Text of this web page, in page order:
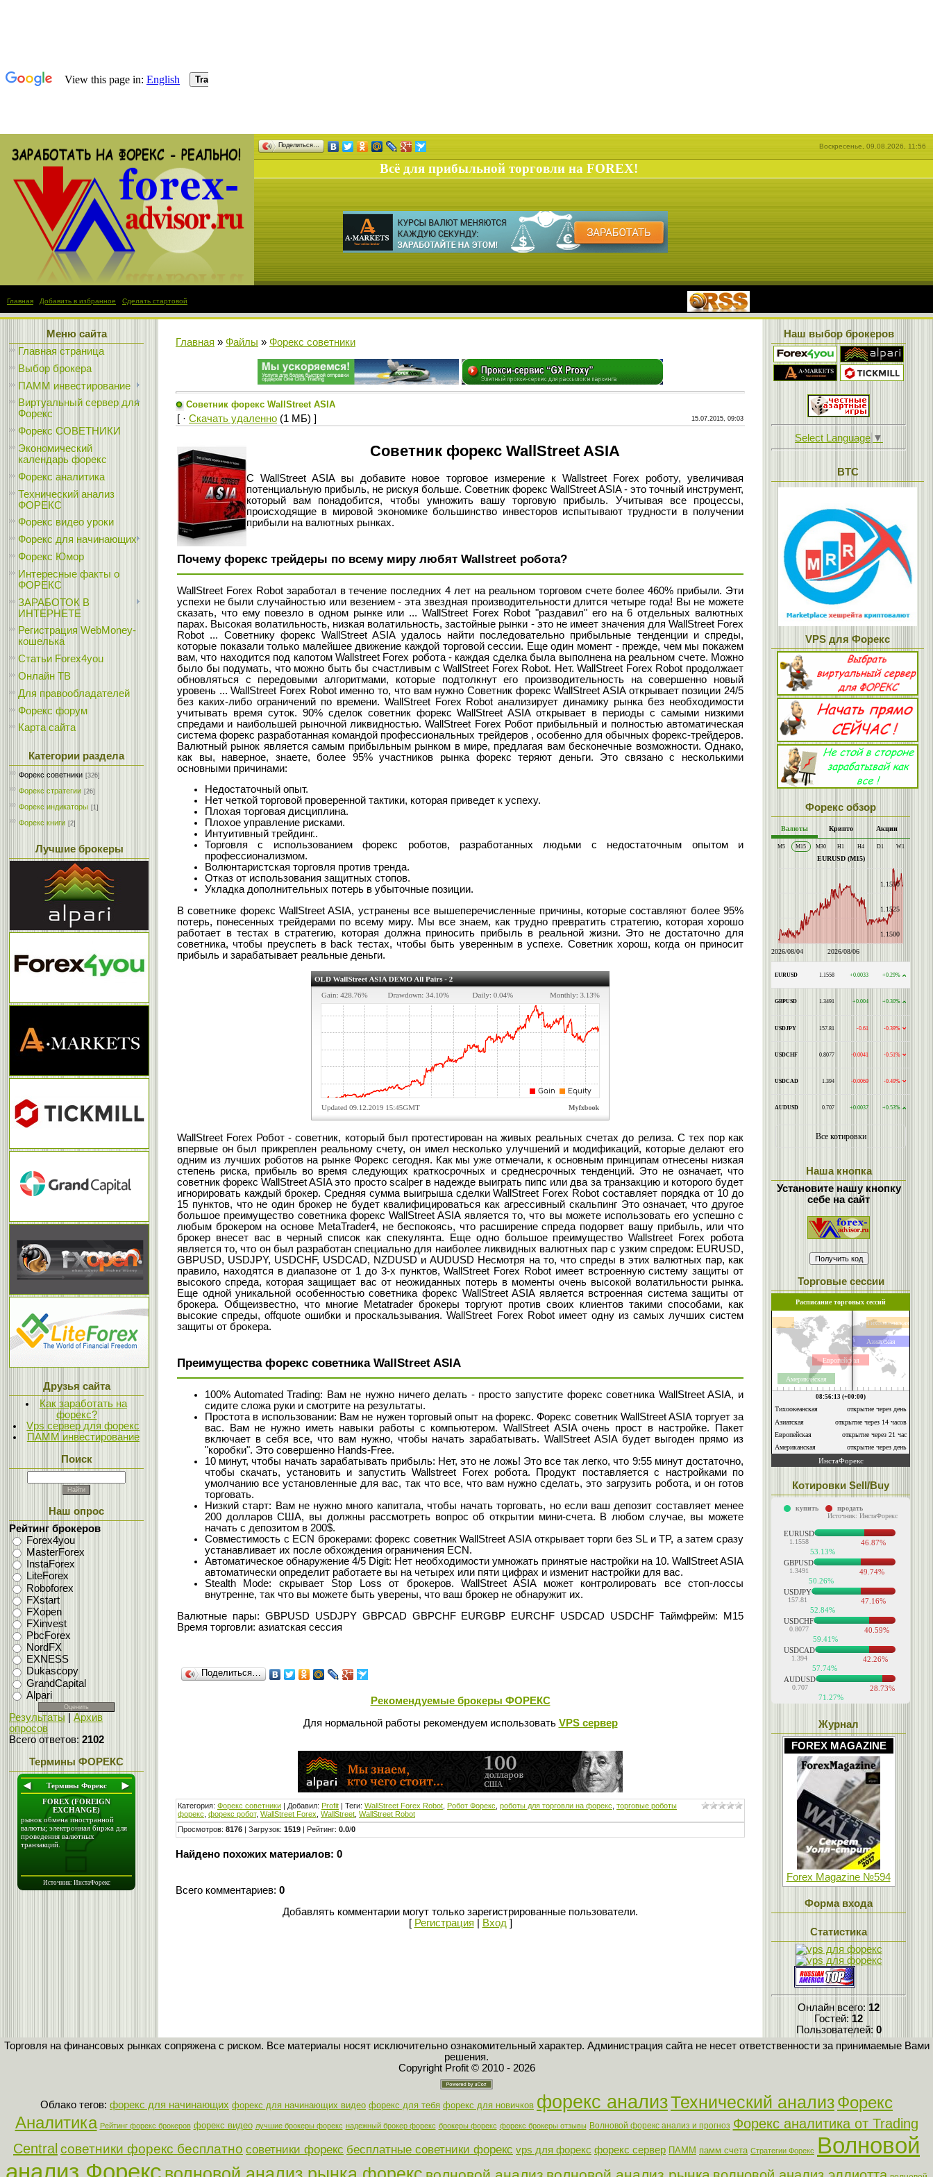
Поделиться… Воскресенье, 09.08.2026, 11:56
Всё для прибыльной торговли на FOREX!
Главная Добавить в избранное Сделать стартовой
Меню сайта
Главная страница
Выбор брокера
ПАММ инвестирование
Виртуальный сервер для
Форекс
Форекс СОВЕТНИКИ
Экономический
календарь форекс
Форекс аналитика
Технический анализ
ФОРЕКС
Форекс видео уроки
Форекс для начинающих
Форекс Юмор
Интересные факты о
ФОРЕКС
ЗАРАБОТОК В
ИНТЕРНЕТЕ
Регистрация WebMoney-
кошелька
Статьи Forex4you
Онлайн ТВ
Для правообладателей
Форекс форум
Карта сайта
Категории раздела
Форекс cоветники [326]
Форекс стратегии [26]
Форекс индикаторы [1]
Форекс книги [2]
Лучшие брокеры
Друзья сайта
Как заработать на
форекс?
Vps сервер для форекс
ПАММ инвестирование
Поиск
Наш опрос
Рейтинг брокеров
Forex4you
MasterForex
InstaForex
LiteForex
Roboforex
FXstart
FXopen
FXinvest
PbcForex
NordFX
EXNESS
Dukascopy
GrandCapital
Alpari
Результаты
Архив
опросов
Всего ответов: 2102
Термины ФОРЕКС
Главная » Файлы » Форекс cоветники
Советник форекс WallStreet ASIA
[ · Скачать удаленно (1 МБ) ] 15.07.2015, 09:03
Советник форекс WallStreet ASIA
С WallStreet ASIA вы добавите новое торговое измерение к Wallstreet Forex роботу, увеличивая
потенциальную прибыль, не рискуя больше. Советник форекс WallStreet ASIA - это точный инструмент,
который вам понадобится, чтобы умножить вашу торговую прибыль. Учитывая все процессы,
происходящие в мировой экономике большинство инвесторов испытывают трудности в получении
прибыли на валютных рынках.
Почему форекс трейдеры по всему миру любят Wallstreet робота?
WallStreet Forex Robot заработал в течение последних 4 лет на реальном торговом счете более 460% прибыли. Эти
успехи не были случайностью или везением - эта звездная производительности длится четыре года! Вы не можете
сказать, что ему повезло в одном рынке или ... WallStreet Forex Robot "раздавил" его на 6 отдельных валютных
парах. Высокая волатильность, низкая волатильность, застойные рынки - это не имеет значения для WallStreet Forex
Robot ... Советнику форекс WallStreet ASIA удалось найти последовательно прибыльные тенденции и спреды,
которые показали только малейшее движение каждой торговой сессии. Еще один момент - прежде, чем мы покажем
вам, что находится под капотом Wallstreet Forex робота - каждая сделка была выполнена на реальном счете. Можно
было бы подумать, что можно быть бы счастливым с WallStreet Forex Robot. Нет. WallStreet Forex Robot продолжает
обновляться с передовыми алгоритмами, которые подтолкнут его производительность на совершенно новый
уровень ... WallStreet Forex Robot именно то, что вам нужно Советник форекс WallStreet ASIA открывает позиции 24/5
без каких-либо ограничений по времени. WallStreet Forex Robot анализирует динамику рынка без необходимости
учитывать время суток. 90% сделок советник форекс WallStreet ASIA открывает в периоды с самыми низкими
спредами и наибольшей рыночной ликвидностью. WallStreet Forex Робот прибыльный и полностью автоматическая
система форекс разработанная командой профессиональных трейдеров , особенно для обычных форекс-трейдеров.
Валютный рынок является самым прибыльным рынком в мире, предлагая вам бесконечные возможности. Однако,
как вы, наверное, знаете, более 95% участников рынка форекс теряют деньги. Это связано с несколькими
основными причинами:
Недостаточный опыт.
Нет четкой торговой проверенной тактики, которая приведет к успеху.
Плохая торговая дисциплина.
Плохое управление рисками.
Интуитивный трейдинг..
Торговля с использованием форекс роботов, разработанных людьми с недостаточным опытом и
профессионализмом.
Волюнтаристская торговля против тренда.
Отказ от использования защитных стопов.
Укладка дополнительных потерь в убыточные позиции.
В советнике форекс WallStreet ASIA, устранены все вышеперечисленные причины, которые составляют более 95%
потерь, понесенных трейдерами по всему миру. Мы все знаем, как трудно превратить стратегию, которая хорошо
работает в тестах в стратегию, которая должна приносить прибыль в реальной жизни. Это не достаточно для
советника, чтобы преуспеть в back тестах, чтобы быть уверенным в успехе. Советник хорош, когда он приносит
прибыль и зарабатывает реальные деньги.
WallStreet Forex Робот - советник, который был протестирован на живых реальных счетах до релиза. С тех пор как
впервые он был прикреплен реальному счету, он имел несколько улучшений и модификаций, которые делают его
одним из лучших роботов на рынке Форекс сегодня. Как мы уже отмечали, к основным принципам отнесены низкая
степень риска, прибыль во время следующих краткосрочных и среднесрочных тенденций. Это не означает, что
советник форекс WallStreet ASIA это просто scalper в надежде выиграть пипс или два за транзакцию и которого будет
игнорировать каждый брокер. Средняя сумма выигрыша сделки WallStreet Forex Robot составляет порядка от 10 до
15 пунктов, что не один брокер не будет квалифицироваться как агрессивный скальпинг Это означает, что другое
большое преимущество советника форекс WallStreet ASIA является то, что вы можете использовать его успешно с
любым брокером на основе MetaTrader4, не беспокоясь, что расширение спреда подорвет вашу прибыль, или что
брокер внесет вас в черный список как спекулянта. Еще одно большое преимущество Wallstreet Forex робота
является то, что он был разработан специально для наиболее ликвидных валютных пар с узким спредом: EURUSD,
GBPUSD, USDJPY, USDCHF, USDCAD, NZDUSD и AUDUSD Несмотря на то, что спреды в этих валютных пар, как
правило, находятся в диапазоне от 1 до 3-х пунктов, WallStreet Forex Robot имеет встроенную систему защиты от
высокого спреда, которая защищает вас от неожиданных потерь в моменты очень высокой волатильности рынка.
Еще одной уникальной особенностью советника форекс WallStreet ASIA является встроенная система защиты от
брокера. Общеизвестно, что многие Metatrader брокеры торгуют против своих клиентов такими способами, как
высокие спреды, offquote ошибки и проскальзывания. WallStreet Forex Robot имеет одну из самых лучших систем
защиты от брокера.
Преимущества форекс советника WallStreet ASIA
100% Automated Trading: Вам не нужно ничего делать - просто запустите форекс советника WallStreet ASIA, и
сидите сложа руки и смотрите на результаты.
Простота в использовании: Вам не нужен торговый опыт на форекс. Форекс советник WallStreet ASIA торгует за
вас. Вам не нужно иметь навыки работы с компьютером. WallStreet ASIA очень прост в настройке. Пакет
включает в себя все, что вам нужно, чтобы начать зарабатывать. WallStreet ASIA будет выгоден прямо из
"коробки". Это совершенно Hands-Free.
10 минут, чтобы начать зарабатывать прибыль: Нет, это не ложь! Это все так легко, что 9:55 минут достаточно,
чтобы скачать, установить и запустить Wallstreet Forex робота. Продукт поставляется с настройками по
умолчанию все установленные для вас, так что все, что вам нужно сделать, это загрузить робота, и он готов
торговать.
Низкий старт: Вам не нужно много капитала, чтобы начать торговать, но если ваш депозит составляет менее
200 долларов США, вы должны рассмотреть вопрос об открытии мини-счета. В любом случае, вы можете
начать с депозитом в 200$.
Совместимость с ECN брокерами: форекс советник WallStreet ASIA открывает торги без SL и TP, а затем сразу
устанавливает их после обхождения ограничения ECN.
Автоматическое обнаружение 4/5 Digit: Нет необходимости умножать принятые настройки на 10. WallStreet ASIA
автоматически определит работаете вы на четырех или пяти цифрах и изменит настройки для вас.
Stealth Mode: скрывает Stop Loss от брокеров. WallStreet ASIA может контролировать все стоп-лоссы
внутренне, так что вы можете быть уверены, что ваш брокер не обнаружит их.
Валютные пары: GBPUSD USDJPY GBPCAD GBPCHF EURGBP EURCHF USDCAD USDCHF Таймфрейм: M15
Время торговли: азиатская сессия
Поделиться…
Рекомендуемые брокеры ФОРЕКС
Для нормальной работы рекомендуем использовать VPS сервер
Категория: Форекс cоветники | Добавил: Profit | Теги: WallStreet Forex Robot Робот Форекс роботы для торговли на форекс торговые роботы
форекс форекс робот, WallStreet Forex WallStreet WallStreet Robot
Просмотров: 8176 | Загрузок: 1519 | Рейтинг: 0.0/0
Найдено похожих материалов: 0
Всего комментариев: 0
Добавлять комментарии могут только зарегистрированные пользователи.
[ Регистрация Вход ]
Наш выбор брокеров
Select Language ▼
BTC
VPS для Форекс
Форекс обзор
Наша кнопка
Установите нашу кнопку
себе на сайт
Торговые сессии
Котировки Sell/Buy
Журнал
FOREX MAGAZINE
Forex Magazine №594
Форма входа
Статистика
Онлайн всего: 12
Гостей: 12
Пользователей: 0
Торговля на финансовых рынках сопряжена с риском. Все материалы носят исключительно ознакомительный характер. Администрация сайта не несет ответственности за принимаемые Вами
решения.
Copyright Profit © 2010 - 2026
Облако тегов: форекс для начинающих форекс для начинающих видео форекс для тебя форекс для новичков форекс анализТехнический анализФорекс
Аналитика Рейтинг форекс брокеров форекс видео лучшие брокеры форекс надежный брокер форекс брокеры форекс форекс брокеры отзывы Волновой форекс анализ и прогноз Форекс аналитика от Trading
Central советники форекс бесплатно советники форекс бесплатные советники форекс vps для форекс форекс сервер ПАММ памм счета Стратегии Форекс Волновой
анализ Форекс